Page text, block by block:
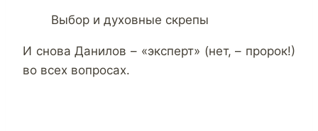
Выбор и духовные скрепы
И снова Данилов – «эксперт» (нет, – пророк!)
во всех вопросах.